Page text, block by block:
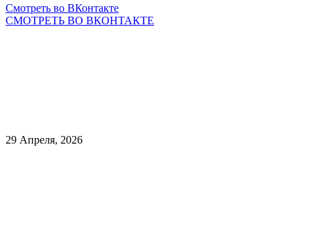
Смотреть во ВКонтакте
СМОТРЕТЬ ВО ВКОНТАКТЕ
29 Апреля, 2026